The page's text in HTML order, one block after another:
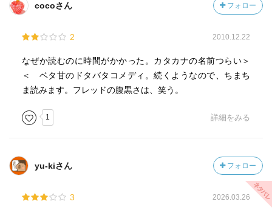
cocoさん フォロー
2 2010.12.22
なぜか読むのに時間がかかった。カタカナの名前つらい＞
＜ ベタ甘のドタバタコメディ。続くようなので、ちまち
ま読みます。フレッドの腹黒さは、笑う。
1 詳細をみる
yu-kiさん フォロー
3 2026.03.26